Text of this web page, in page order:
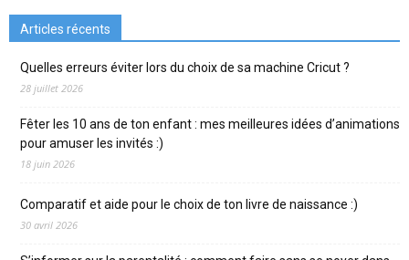
Articles récents
Quelles erreurs éviter lors du choix de sa machine Cricut ?
28 juillet 2026
Fêter les 10 ans de ton enfant : mes meilleures idées d’animations
pour amuser les invités :)
18 juin 2026
Comparatif et aide pour le choix de ton livre de naissance :)
30 avril 2026